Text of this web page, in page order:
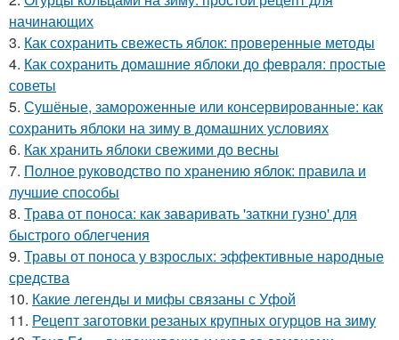
начинающих
3. Как сохранить свежесть яблок: проверенные методы
4. Как сохранить домашние яблоки до февраля: простые
советы
5. Сушёные, замороженные или консервированные: как
сохранить яблоки на зиму в домашних условиях
6. Как хранить яблоки свежими до весны
7. Полное руководство по хранению яблок: правила и
лучшие способы
8. Трава от поноса: как заваривать 'заткни гузно' для
быстрого облегчения
9. Травы от поноса у взрослых: эффективные народные
средства
10. Какие легенды и мифы связаны с Уфой
11. Рецепт заготовки резаных крупных огурцов на зиму